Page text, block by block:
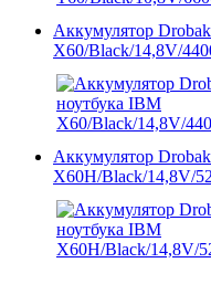
Аккумулятор
X60/Black/14,8V/
Аккумулятор
X60H/Black/14,8V/